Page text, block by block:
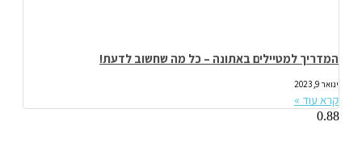
המדריך למטיילים באתונה – כל מה שחשוב לדעת!
ינואר 9, 2023
קרא עוד »